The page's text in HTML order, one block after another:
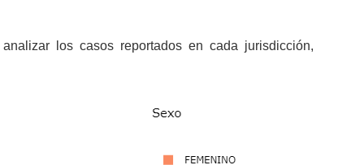
los casos reportados en cada jurisdicción,